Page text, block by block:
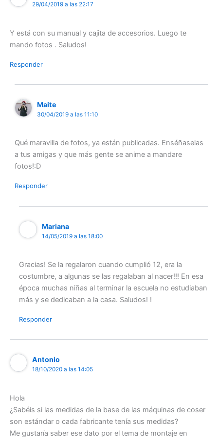
29/04/2019 a las 22:17
Y está con su manual y cajita de accesorios. Luego te
mando fotos . Saludos!
Responder
Maite
30/04/2019 a las 11:10
Qué maravilla de fotos, ya están publicadas. Enséñaselas
a tus amigas y que más gente se anime a mandare
fotos!:D
Responder
Mariana
14/05/2019 a las 18:00
Gracias! Se la regalaron cuando cumplió 12, era la
costumbre, a algunas se las regalaban al nacer!!! En esa
época muchas niñas al terminar la escuela no estudiaban
más y se dedicaban a la casa. Saludos! !
Responder
Antonio
18/10/2020 a las 14:05
Hola
¿Sabéis si las medidas de la base de las máquinas de coser
son estándar o cada fabricante tenía sus medidas?
Me gustaría saber ese dato por el tema de montaje en